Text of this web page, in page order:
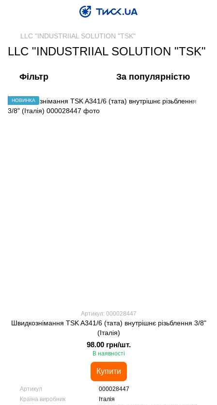
LLC "INDUSTRIIAL SOLUTION "TSK"
LLC "INDUSTRIIAL SOLUTION "TSK"
Фільтр За популярністю
НОВИНКА
Артикул: 000028447
Швидкознімання TSK A341/6 (тата) внутрішнє різьблення 3/8"
(Італія)
98.00 грн/шт.
В наявності
Купити
Артикул
000028447
Країна виробник
Італія